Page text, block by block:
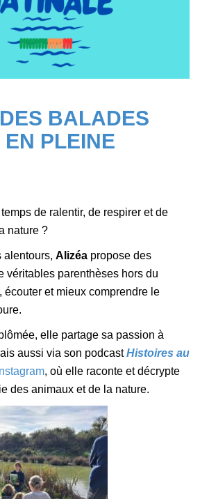
BALADES
PLEINE
de ralentir, de respirer et de
nature ?
alentours, Alizéa propose des
véritables parenthèses hors du
écouter et mieux comprendre le
elle partage sa passion à
aussi via son podcastHistoires au
, où elle raconte et décrypte
des animaux et de la nature.